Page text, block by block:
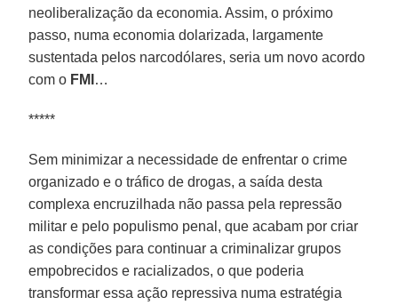
neoliberalização da economia. Assim, o próximo
passo, numa economia dolarizada, largamente
sustentada pelos narcodólares, seria um novo acordo
com o FMI …
*****
Sem minimizar a necessidade de enfrentar o crime
organizado e o tráfico de drogas, a saída desta
complexa encruzilhada não passa pela repressão
militar e pelo populismo penal, que acabam por criar
as condições para continuar a criminalizar grupos
empobrecidos e racializados, o que poderia
transformar essa ação repressiva numa estratégia